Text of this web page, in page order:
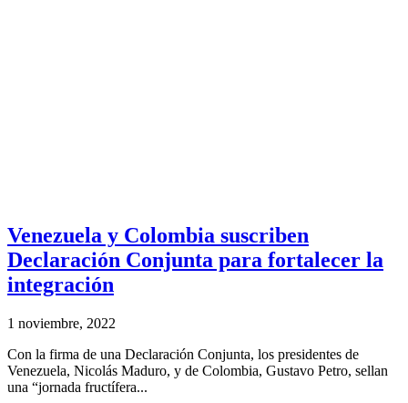
Venezuela y Colombia suscriben
Declaración Conjunta para fortalecer la
integración
1 noviembre, 2022
Con la firma de una Declaración Conjunta, los presidentes de
Venezuela, Nicolás Maduro, y de Colombia, Gustavo Petro, sellan
una “jornada fructífera...